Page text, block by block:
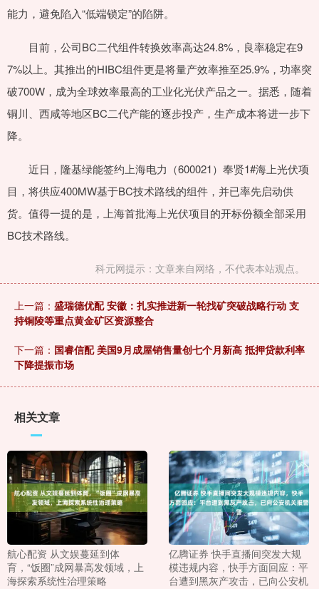
能力，避免陷入“低端锁定”的陷阱。
目前，公司BC二代组件转换效率高达24.8%，良率稳定在9
7%以上。其推出的HIBC组件更是将量产效率推至25.9%，功率突
破700W，成为全球效率最高的工业化光伏产品之一。据悉，随着
铜川、西咸等地区BC二代产能的逐步投产，生产成本将进一步下
降。
近日，隆基绿能签约上海电力（600021）奉贤1#海上光伏项
目，将供应400MW基于BC技术路线的组件，并已率先启动供
货。值得一提的是，上海首批海上光伏项目的开标份额全部采用
BC技术路线。
科元网提示：文章来自网络，不代表本站观点。
上一篇： 盛瑞德优配 安徽：扎实推进新一轮找矿突破战略行动 支
持铜陵等重点黄金矿区资源整合
下一篇： 国睿信配 美国9月成屋销售量创七个月新高 抵押贷款利率
下降提振市场
相关文章
航心配资 从文娱蔓延到体
育，“饭圈”成网暴高发领域，上
海探索系统性治理策略
亿腾证券 快手直播间突发大规
模违规内容，快手方面回应：平
台遭到黑灰产攻击，已向公安机